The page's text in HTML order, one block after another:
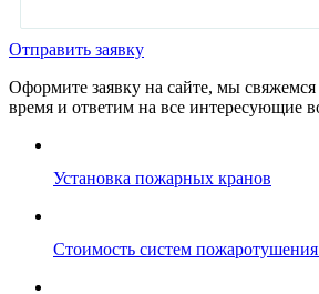
Отправить заявку
Оформите заявку на сайте, мы
время и ответим на все интересующие
Установка пожарных кранов
Стоимость систем